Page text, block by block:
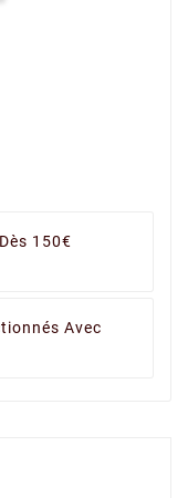
150€
Avec